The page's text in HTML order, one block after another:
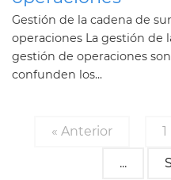
Gestión de la cadena de
operaciones La gestión de
gestión de operaciones
confunden los...
« Anterior 1
...